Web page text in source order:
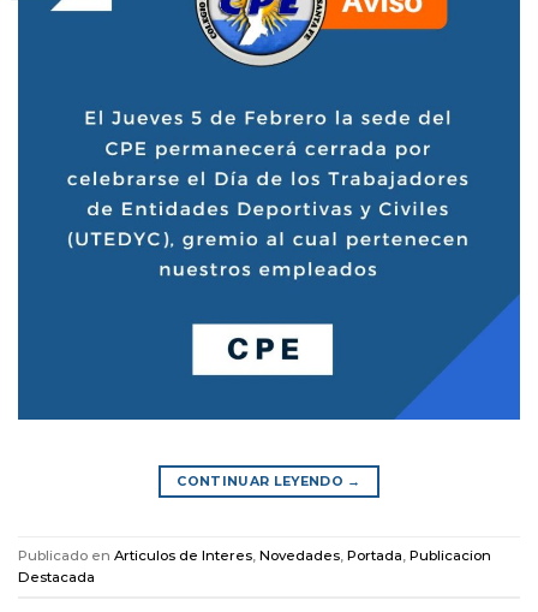
CONTINUAR LEYENDO →
Publicado en Articulos de Interes, Novedades, Portada, Publicacion
Destacada